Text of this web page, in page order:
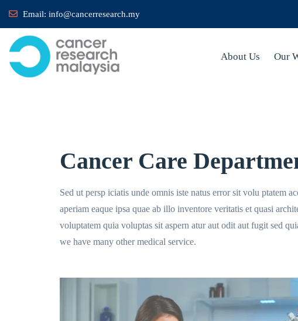
Email: info@cancerresearch.my
About Us Our
Cancer Care
Sed ut persp iciatis unde omnis iste natus error sit volu ptatem
aperiam eaque ipsa quae ab illo inventore veritatis et quasi
voluptatem quia voluptas sit aspern atur aut odit aut fugit sed
we have many other medical service.